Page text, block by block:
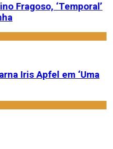
Fragoso, ‘Temporal’
Iris Apfel em ‘Uma